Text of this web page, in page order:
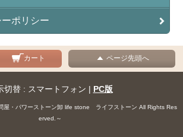
ポリシー
カート ページ先頭へ
切替 : スマートフォン | PC版
屋・パワーストーン卸 life stone ライフストーン All Rights Res
erved.～